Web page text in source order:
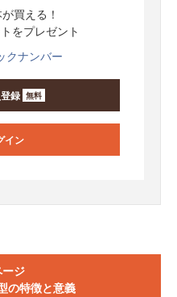
買える！
をプレゼント
クナンバー
録 無料
イン
ジ
の特徴と意義